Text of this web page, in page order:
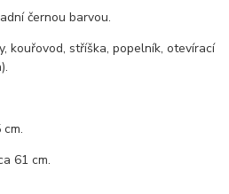
černou barvou.
kouřovod, stříška, popelník, otevírací
61 cm.